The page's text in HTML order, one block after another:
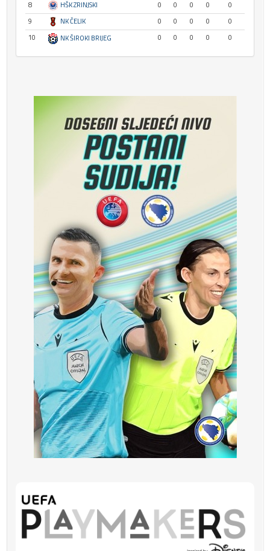
8
HŠK ZRINJSKI 0 0 0 0
0
9
NK ČELIK 0 0 0 0
0
10
NK ŠIROKI BRIJEG 0 0 0 0 0